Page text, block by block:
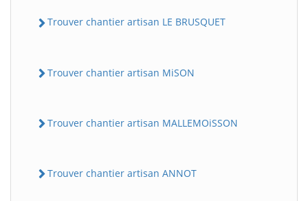
Trouver chantier artisan LE BRUSQUET
Trouver chantier artisan MiSON
Trouver chantier artisan MALLEMOiSSON
Trouver chantier artisan ANNOT